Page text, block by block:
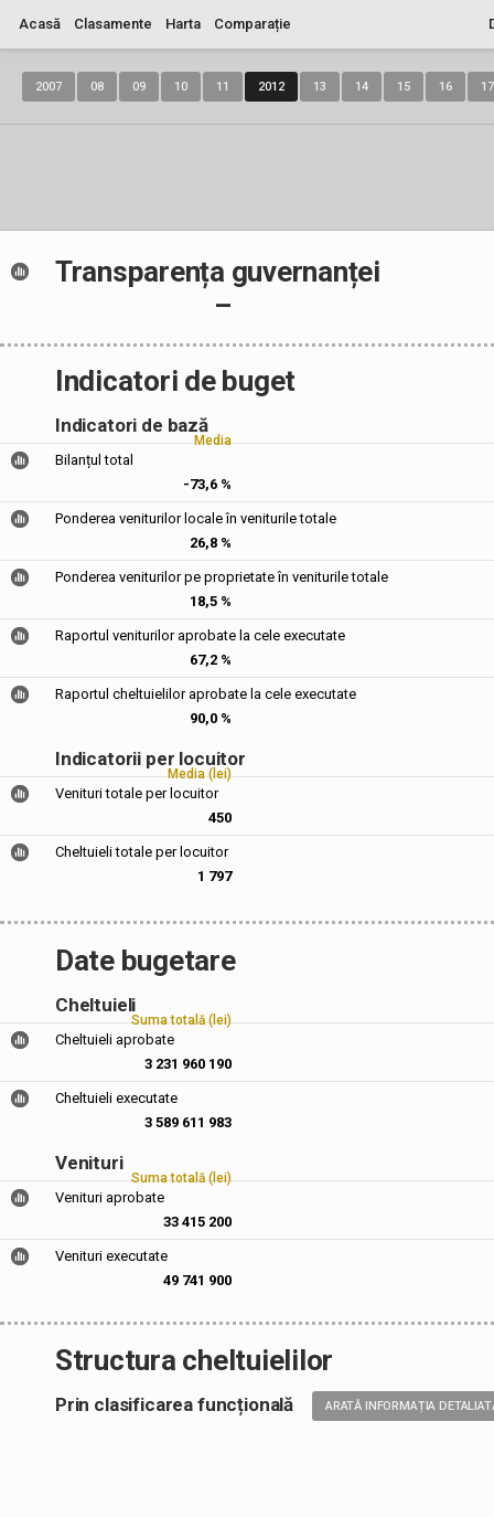
Acasă Clasamente Harta Comparație
2007 08 09 10 11 2012 13 14 15 16 17
Transparența guvernanței
–
Indicatori de buget
Indicatori de bază
Media
Bilanțul total
-73,6 %
Ponderea veniturilor locale în veniturile totale
26,8 %
Ponderea veniturilor pe proprietate în veniturile totale
18,5 %
Raportul veniturilor aprobate la cele executate
67,2 %
Raportul cheltuielilor aprobate la cele executate
90,0 %
Indicatorii per locuitor
Media (lei)
Venituri totale per locuitor
450
Cheltuieli totale per locuitor
1 797
Date bugetare
Cheltuieli
Suma totală (lei)
Cheltuieli aprobate
3 231 960 190
Cheltuieli executate
3 589 611 983
Venituri
Suma totală (lei)
Venituri aprobate
33 415 200
Venituri executate
49 741 900
Structura cheltuielilor
Prin clasificarea funcțională ARATĂ INFORMAȚIA